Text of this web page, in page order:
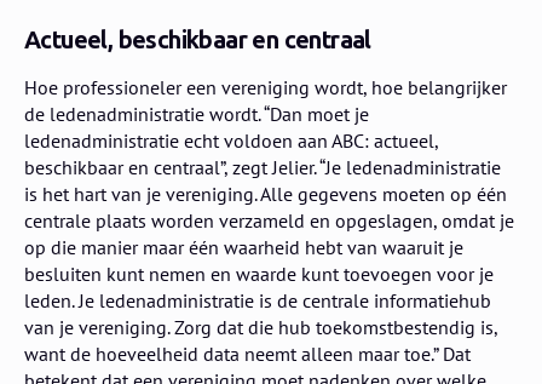
Actueel, beschikbaar en centraal
Hoe professioneler een vereniging wordt, hoe belangrijker
de ledenadministratie wordt. “Dan moet je
ledenadministratie echt voldoen aan ABC: actueel,
beschikbaar en centraal”, zegt Jelier. “Je ledenadministratie
is het hart van je vereniging. Alle gegevens moeten op één
centrale plaats worden verzameld en opgeslagen, omdat je
op die manier maar één waarheid hebt van waaruit je
besluiten kunt nemen en waarde kunt toevoegen voor je
leden. Je ledenadministratie is de centrale informatiehub
van je vereniging. Zorg dat die hub toekomstbestendig is,
want de hoeveelheid data neemt alleen maar toe.” Dat